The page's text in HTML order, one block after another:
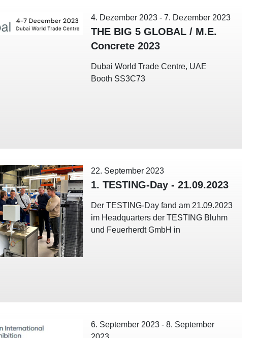
4. Dezember 2023 - 7. Dezember 2023
THE BIG 5 GLOBAL / M.E.
Concrete 2023
Dubai World Trade Centre, UAE
Booth SS3C73
22. September 2023
1. TESTING-Day - 21.09.2023
Der TESTING-Day fand am 21.09.2023
im Headquarters der TESTING Bluhm
und Feuerherdt GmbH in
6. September 2023 - 8. September